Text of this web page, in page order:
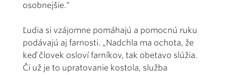
osobnejšie.“
Ľudia si vzájomne pomáhajú a pomocnú ruku
podávajú aj farnosti. „Nadchla ma ochota, že
keď človek osloví farníkov, tak obetavo slúžia.
Či už je to upratovanie kostola, služba